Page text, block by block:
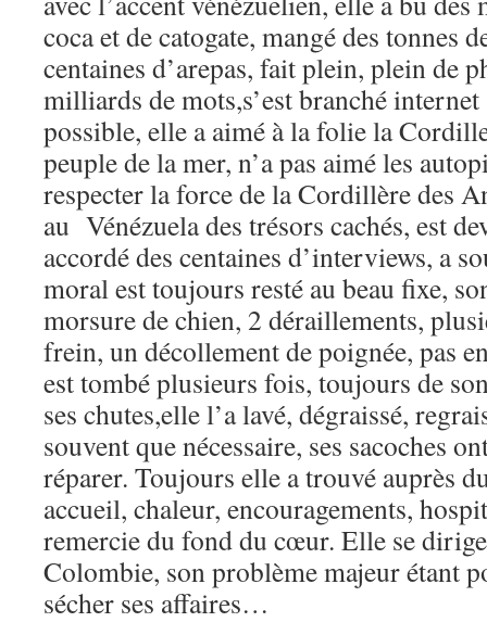
coca et de catogate, mangé des tonnes
centaines d’arepas, fait plein, plein de
milliards de mots,s’est branché
possible, elle a aimé à la folie la
peuple de la mer, n’a pas aimé les
respecter la force de la Cordillère des
au Vénézuela des trésors cachés, est
accordé des centaines d’interviews, a
moral est toujours resté au beau fixe,
morsure de chien, 2 déraillements,
frein, un décollement de poignée, pas
est tombé plusieurs fois, toujours de
ses chutes,elle l’a lavé, dégraissé,
souvent que nécessaire, ses sacoches
réparer. Toujours elle a trouvé auprès
accueil, chaleur, encouragements,
remercie du fond du cœur. Elle se
Colombie, son problème majeur étant
sécher ses affaires…